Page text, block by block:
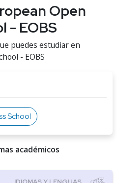
Open
- EOBS
puedes estudiar en
- EOBS
School
académicos